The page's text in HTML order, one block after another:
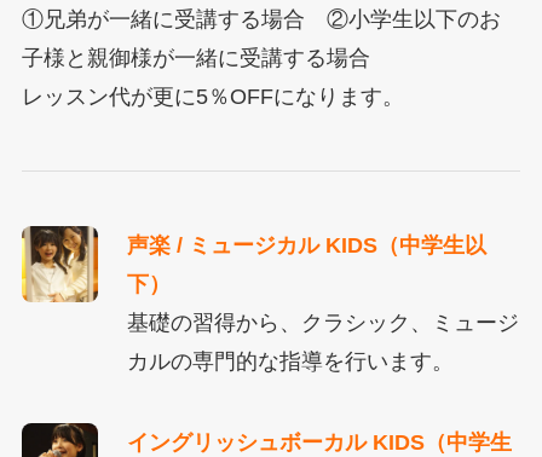
①兄弟が一緒に受講する場合 ②小学生以下のお
子様と親御様が一緒に受講する場合
レッスン代が更に5％OFFになります。
声楽 / ミュージカル KIDS（中学生以
下）
基礎の習得から、クラシック、ミュージ
カルの専門的な指導を行います。
イングリッシュボーカル KIDS（中学生